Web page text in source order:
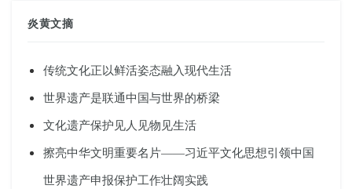
炎黄文摘
传统文化正以鲜活姿态融入现代生活
世界遗产是联通中国与世界的桥梁
文化遗产保护见人见物见生活
擦亮中华文明重要名片——习近平文化思想引领中国
世界遗产申报保护工作壮阔实践